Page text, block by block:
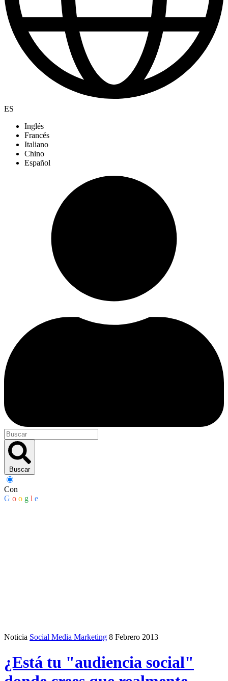
ES
Inglés
Francés
Italiano
Chino
Español
Buscar
Con
G o o g l e
Noticia Social Media Marketing 8 Febrero 2013
¿Está tu "audiencia social"